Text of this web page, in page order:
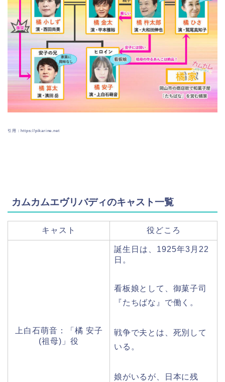
引用：https://pikarine.net
カムカムエヴリバディのキャスト一覧
キャスト 役どころ
上白石萌音：「橘 安子
(祖母)」役
誕生日は、1925年3月22
日。
看板娘として、御菓子司
『たちばな』で働く。
戦争で夫とは、死別して
いる。
娘がいるが、日本に残